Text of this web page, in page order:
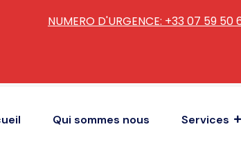
Qui sommes nous Services
NUMERO D'URGENCE: +33 07 59 50